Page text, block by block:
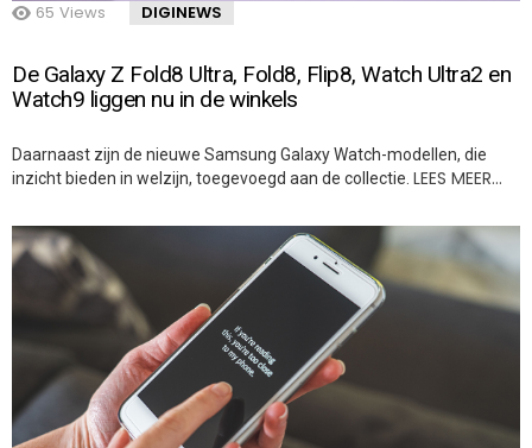
65 Views DIGINEWS
De Galaxy Z Fold8 Ultra, Fold8, Flip8, Watch Ultra2 en
Watch9 liggen nu in de winkels
Daarnaast zijn de nieuwe Samsung Galaxy Watch-modellen, die
inzicht bieden in welzijn, toegevoegd aan de collectie. LEES MEER…